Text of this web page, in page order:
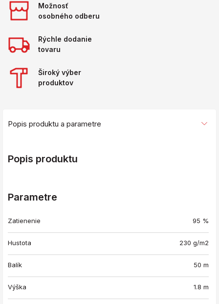
Možnosť
osobného odberu
Rýchle dodanie
tovaru
Široký výber
produktov
Popis produktu a parametre
Popis produktu
Parametre
Zatienenie 95 %
Hustota 230 g/m2
Balík 50 m
Výška 1.8 m